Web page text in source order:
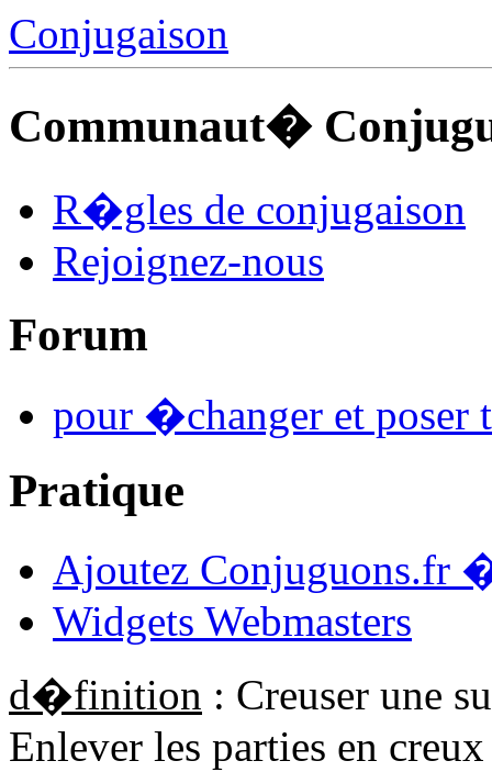
Conjugaison
Communaut�
R�gles de conjugaison
Rejoignez-nous
Forum
pour �changer et poser
Pratique
Ajoutez Conjuguons.fr
Widgets Webmasters
d�finition : Creuser une
Enlever les parties en